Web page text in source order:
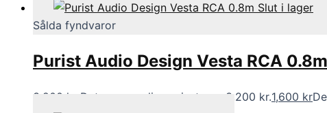
Slut i lager
Sålda fyndvaror
Purist Audio Design Vesta RCA 0.8m
3,200 kr Det ursprungliga priset var: 3,200 kr.1,600 kr